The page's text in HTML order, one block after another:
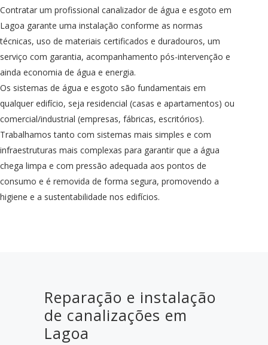
Contratar um profissional canalizador de água e esgoto em
Lagoa garante uma instalação conforme as normas
técnicas, uso de materiais certificados e duradouros, um
serviço com garantia, acompanhamento pós-intervenção e
ainda economia de água e energia.
Os sistemas de água e esgoto são fundamentais em
qualquer edifício, seja residencial (casas e apartamentos) ou
comercial/industrial (empresas, fábricas, escritórios).
Trabalhamos tanto com sistemas mais simples e com
infraestruturas mais complexas para garantir que a água
chega limpa e com pressão adequada aos pontos de
consumo e é removida de forma segura, promovendo a
higiene e a sustentabilidade nos edifícios.
Reparação e instalação
de canalizações em
Lagoa